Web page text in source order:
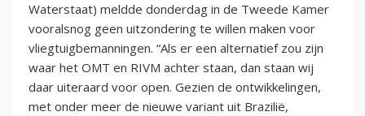
Waterstaat) meldde donderdag in de Tweede Kamer
vooralsnog geen uitzondering te willen maken voor
vliegtuigbemanningen. “Als er een alternatief zou zijn
waar het OMT en RIVM achter staan, dan staan wij
daar uiteraard voor open. Gezien de ontwikkelingen,
met onder meer de nieuwe variant uit Brazilië,